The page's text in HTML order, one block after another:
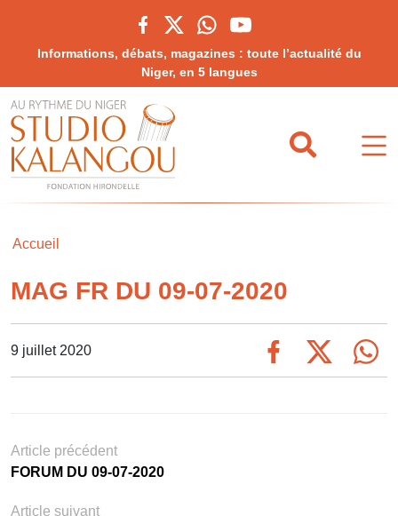
Informations, débats, magazines : toute l’actualité du
Niger, en 5 langues
Accueil
MAG FR DU 09-07-2020
9 juillet 2020
Article précédent
FORUM DU 09-07-2020
Article suivant